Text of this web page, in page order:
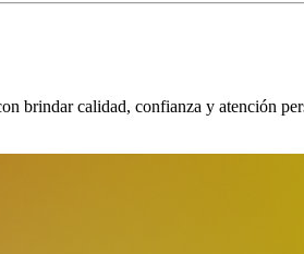
brindar calidad, confianza y atención